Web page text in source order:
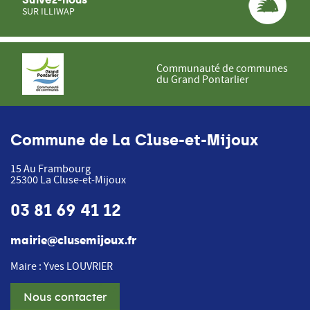
SUR ILLIWAP
Communauté de communes
du Grand Pontarlier
Commune de La Cluse-et-Mijoux
15 Au Frambourg
25300 La Cluse-et-Mijoux
03 81 69 41 12
mairie@clusemijoux.fr
Maire : Yves LOUVRIER
Nous contacter